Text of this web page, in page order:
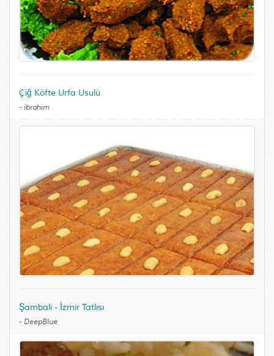
Çiğ Köfte Urfa Usulü
- ibrahim
Şambali - İzmir Tatlısı
- DeepBlue